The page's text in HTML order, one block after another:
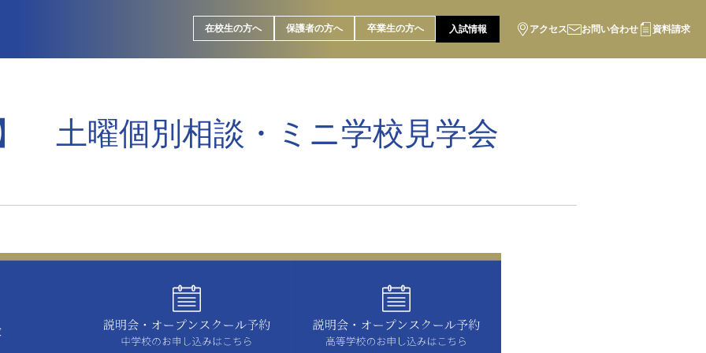
在校生の方へ 保護者の方へ 卒業生の方へ 入試情報 アクセス お問い合わせ 資料請求
土曜個別相談・ミニ学校見学会